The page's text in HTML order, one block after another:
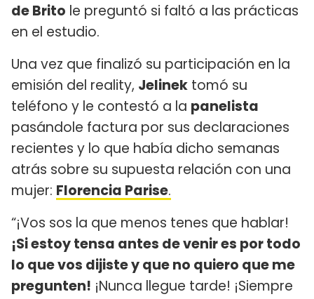
de Brito le preguntó si faltó a las prácticas
en el estudio.
Una vez que finalizó su participación en la
emisión del reality, Jelinek tomó su
teléfono y le contestó a la panelista
pasándole factura por sus declaraciones
recientes y lo que había dicho semanas
atrás sobre su supuesta relación con una
mujer: Florencia Parise.
“¡Vos sos la que menos tenes que hablar!
¡Si estoy tensa antes de venir es por todo
lo que vos dijiste y que no quiero que me
pregunten! ¡Nunca llegue tarde! ¡Siempre